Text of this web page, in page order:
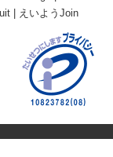
えいようJoin